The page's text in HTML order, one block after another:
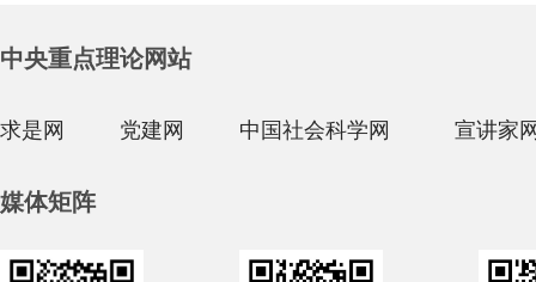
中央重点理论网站
求是网 党建网 中国社会科学网 宣讲家
媒体矩阵